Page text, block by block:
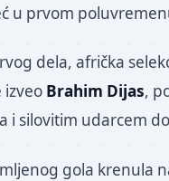
u prvom
dela, afrička
izveo Brahim Dijas,
i silovitim udarcem
gola krenula